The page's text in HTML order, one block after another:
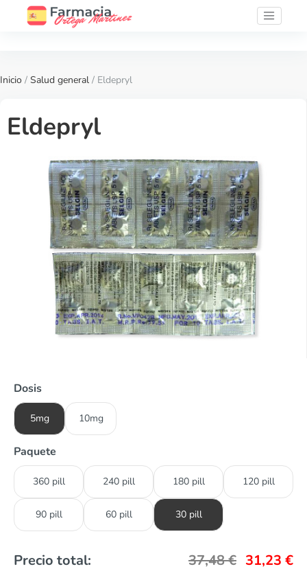
Inicio / Salud general / Eldepryl
Eldepryl
Dosis
5mg 10mg
Paquete
360 pill 240 pill 180 pill 120 pill
90 pill 60 pill 30 pill
Precio total: 37,48€ 31,23 €